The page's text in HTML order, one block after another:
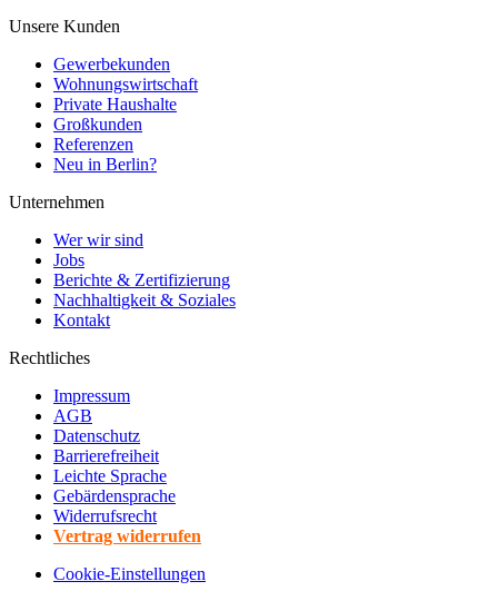
Unsere Kunden
Gewerbekunden
Wohnungswirtschaft
Private Haushalte
Großkunden
Referenzen
Neu in Berlin?
Unternehmen
Wer wir sind
Jobs
Berichte & Zertifizierung
Nachhaltigkeit & Soziales
Kontakt
Rechtliches
Impressum
AGB
Datenschutz
Barrierefreiheit
Leichte Sprache
Gebärdensprache
Widerrufsrecht
Vertrag widerrufen
Cookie-Einstellungen